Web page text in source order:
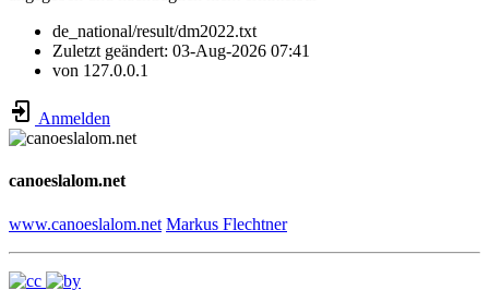
de_national/result/dm2022.txt
Zuletzt geändert: 03-Aug-2026 07:41
von 127.0.0.1
Anmelden
canoeslalom.net
www.canoeslalom.net Markus Flechtner